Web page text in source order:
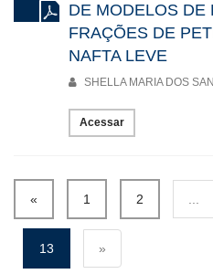
DE MODELOS DE
FRAÇÕES DE
NAFTA LEVE
SHELLA MARIA DOS
Acessar
« 1 2 ...
13 »